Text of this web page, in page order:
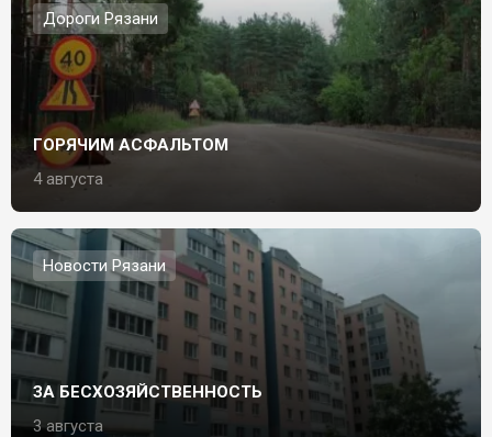
Дороги Рязани
ГОРЯЧИМ АСФАЛЬТОМ
4 августа
Новости Рязани
ЗА БЕСХОЗЯЙСТВЕННОСТЬ
3 августа